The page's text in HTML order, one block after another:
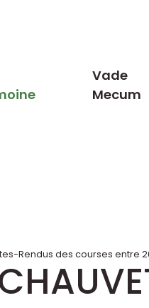
Vade
Mecum
Rendus des courses entre